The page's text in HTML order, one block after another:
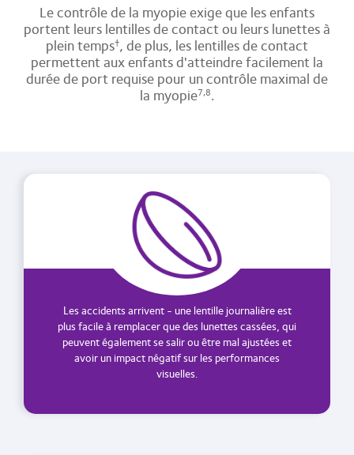
Le contrôle de la myopie exige que les enfants
portent leurs lentilles de contact ou leurs lunettes à
plein temps†, de plus, les lentilles de contact
permettent aux enfants d'atteindre facilement la
durée de port requise pour un contrôle maximal de
la myopie7,8.
Les accidents arrivent - une lentille journalière est
plus facile à remplacer que des lunettes cassées, qui
peuvent également se salir ou être mal ajustées et
avoir un impact négatif sur les performances
visuelles.